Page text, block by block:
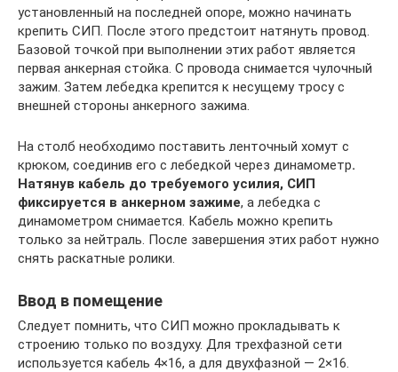
установленный на последней опоре, можно начинать
крепить СИП. После этого предстоит натянуть провод.
Базовой точкой при выполнении этих работ является
первая анкерная стойка. С провода снимается чулочный
зажим. Затем лебедка крепится к несущему тросу с
внешней стороны анкерного зажима.
На столб необходимо поставить ленточный хомут с
крюком, соединив его с лебедкой через динамометр.
Натянув кабель до требуемого усилия, СИП
фиксируется в анкерном зажиме, а лебедка с
динамометром снимается. Кабель можно крепить
только за нейтраль. После завершения этих работ нужно
снять раскатные ролики.
Ввод в помещение
Следует помнить, что СИП можно прокладывать к
строению только по воздуху. Для трехфазной сети
используется кабель 4×16, а для двухфазной — 2×16.